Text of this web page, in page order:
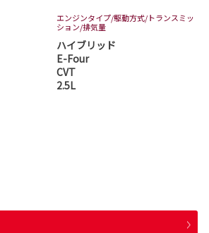
エンジンタイプ/駆動方式/トランスミッ
ション/排気量
ハイブリッド
E-Four
CVT
2.5L